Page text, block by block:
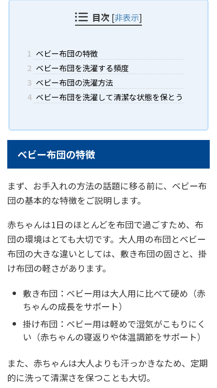
目次 [非表示]
1 ベビー布団の特徴
2 ベビー布団を洗濯する頻度
3 ベビー布団の洗濯方法
4 ベビー布団を洗濯して清潔な状態を保とう
ベビー布団の特徴
まず、お手入れの方法の話題に移る前に、ベビー布
団の基本的な特徴をご説明します。
赤ちゃんは1日のほとんどを布団で過ごすため、布
団の環境はとても大切です。大人用の布団とベビー
布団の大きな違いとしては、敷き布団の固さと、掛
け布団の軽さがあります。
敷き布団：ベビー用は大人用に比べて硬め（赤
ちゃんの成長をサポート）
掛け布団：ベビー用は軽めで湿気がこもりにく
い（赤ちゃんの寝返りや体温調節をサポート）
また、赤ちゃんは大人よりも汗っかきなため、定期
的に洗って清潔さを保つことも大切。